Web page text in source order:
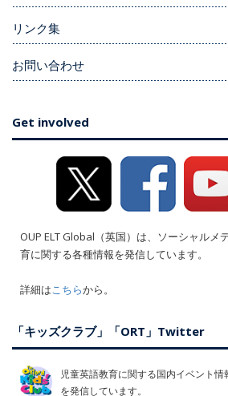
リンク集
お問い合わせ
Get involved
OUP ELT Global（英国）は、ソーシャルメ
育に関する各種情報を発信しています。
詳細はこちらから。
「キッズクラブ」「ORT」Twitter
児童英語教育に関する国内イベント
を発信しています。